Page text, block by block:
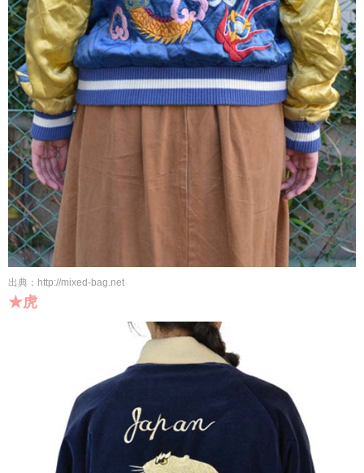
出典：http://mixed-bag.net
★虎